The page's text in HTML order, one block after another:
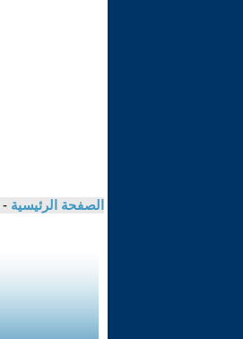
الصفحة الرئيسية -